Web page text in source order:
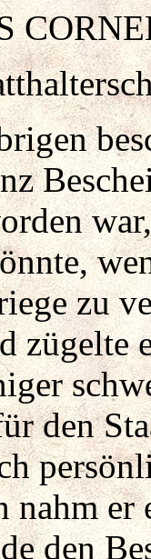
zu
zügelte
den
nahm er
den